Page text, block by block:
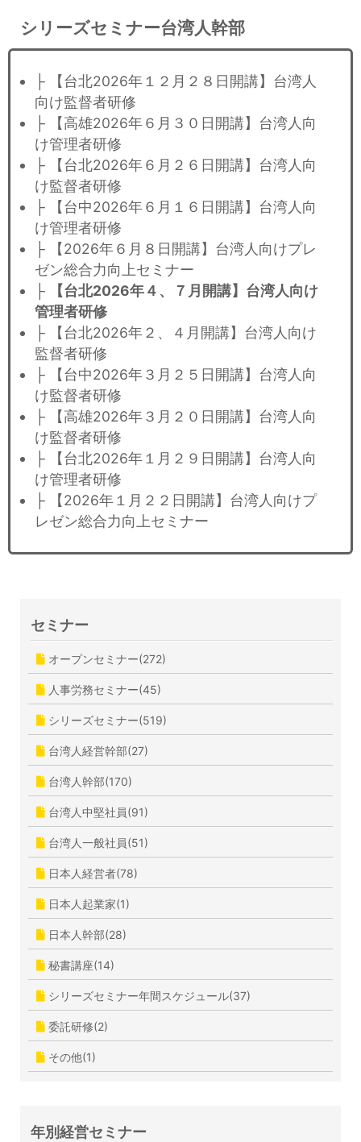
シリーズセミナー台湾人幹部
├ 【台北2026年１２月２８日開講】台湾人
向け監督者研修
├ 【高雄2026年６月３０日開講】台湾人向
け管理者研修
├ 【台北2026年６月２６日開講】台湾人向
け監督者研修
├ 【台中2026年６月１６日開講】台湾人向
け管理者研修
├ 【2026年６月８日開講】台湾人向けプレ
ゼン総合力向上セミナー
├
【台北2026年４、７月開講】台湾人向け
管理者研修
├ 【台北2026年２、４月開講】台湾人向け
監督者研修
├ 【台中2026年３月２５日開講】台湾人向
け監督者研修
├ 【高雄2026年３月２０日開講】台湾人向
け監督者研修
├ 【台北2026年１月２９日開講】台湾人向
け管理者研修
├ 【2026年１月２２日開講】台湾人向けプ
レゼン総合力向上セミナー
セミナー
オープンセミナー(272)
人事労務セミナー(45)
シリーズセミナー(519)
台湾人経営幹部(27)
台湾人幹部(170)
台湾人中堅社員(91)
台湾人一般社員(51)
日本人経営者(78)
日本人起業家(1)
日本人幹部(28)
秘書講座(14)
シリーズセミナー年間スケジュール(37)
委託研修(2)
その他(1)
年別経営セミナー